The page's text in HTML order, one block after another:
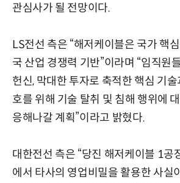
관심사가 될 전망이다.
LS전선 측은 “해저케이블은 국가 핵
국 산업 경쟁력 기반”이라며 “임직원
헌신, 막대한 투자로 축적한 핵심 기
호를 위해 기술 탈취 및 침해 행위에
응해나갈 계획”이라고 밝혔다.
대한전선 측은 “당진 해저케이블 1공
에서 타사의 영업비밀을 활용한 사실